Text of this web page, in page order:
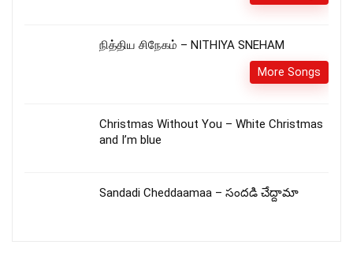
நித்திய சிநேகம் – NITHIYA SNEHAM
More Songs
Christmas Without You – White Christmas
and I’m blue
Sandadi Cheddaamaa – సందడి చేద్దామా